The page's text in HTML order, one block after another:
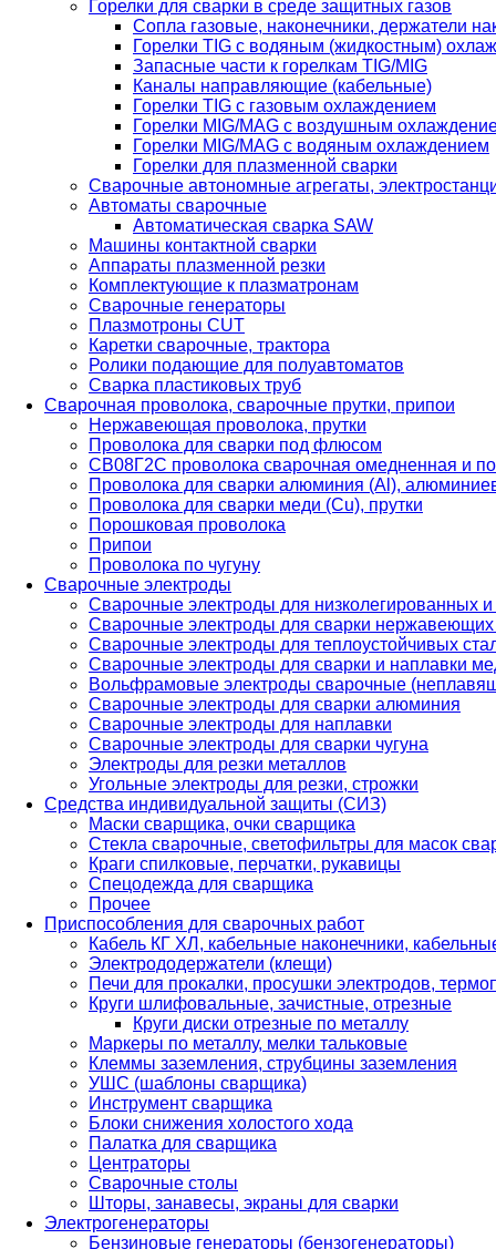
Горелки для сварки в среде защитных газов
Сопла газовые, наконечники, держатели
Горелки TIG с водяным (жидкостным)
Запасные части к горелкам TIG/MIG
Каналы направляющие (кабельные)
Горелки TIG с газовым охлаждением
Горелки MIG/MAG с воздушным
Горелки MIG/MAG с водяным охлаждением
Горелки для плазменной сварки
Сварочные автономные агрегаты,
Автоматы сварочные
Автоматическая сварка SAW
Машины контактной сварки
Аппараты плазменной резки
Комплектующие к плазматронам
Сварочные генераторы
Плазмотроны CUT
Каретки сварочные, трактора
Ролики подающие для полуавтоматов
Сварка пластиковых труб
Сварочная проволока, сварочные прутки, припои
Нержавеющая проволока, прутки
Проволока для сварки под флюсом
СВ08Г2С проволока сварочная омедненная и
Проволока для сварки алюминия (Al),
Проволока для сварки меди (Cu), прутки
Порошковая проволока
Припои
Проволока по чугуну
Сварочные электроды
Сварочные электроды для низколегированных и
Сварочные электроды для сварки
Сварочные электроды для теплоустойчивых
Сварочные электроды для сварки и наплавки
Вольфрамовые электроды сварочные
Сварочные электроды для сварки алюминия
Сварочные электроды для наплавки
Сварочные электроды для сварки чугуна
Электроды для резки металлов
Угольные электроды для резки, строжки
Средства индивидуальной защиты (СИЗ)
Маски сварщика, очки сварщика
Стекла сварочные, светофильтры для масок
Краги спилковые, перчатки, рукавицы
Спецодежда для сварщика
Прочее
Приспособления для сварочных работ
Кабель КГ ХЛ, кабельные наконечники,
Электрододержатели (клещи)
Печи для прокалки, просушки электродов,
Круги шлифовальные, зачистные, отрезные
Круги диски отрезные по металлу
Маркеры по металлу, мелки тальковые
Клеммы заземления, струбцины заземления
УШС (шаблоны сварщика)
Инструмент сварщика
Блоки снижения холостого хода
Палатка для сварщика
Центраторы
Сварочные столы
Шторы, занавесы, экраны для сварки
Электрогенераторы
Бензиновые генераторы (бензогенераторы)